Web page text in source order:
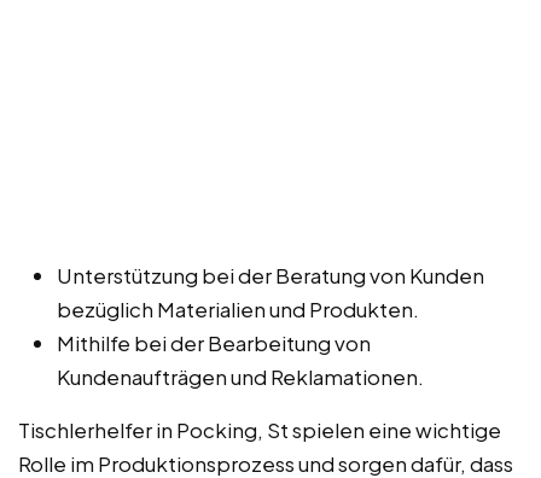
Unterstützung bei der Beratung von Kunden
bezüglich Materialien und Produkten.
Mithilfe bei der Bearbeitung von
Kundenaufträgen und Reklamationen.
Tischlerhelfer in Pocking, St spielen eine wichtige
Rolle im Produktionsprozess und sorgen dafür, dass